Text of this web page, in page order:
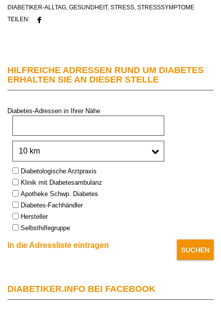
DIABETIKER-ALLTAG, GESUNDHEIT, STRESS, STRESSSYMPTOME
TEILEN:
HILFREICHE ADRESSEN RUND UM DIABETES
ERHALTEN SIE AN DIESER STELLE
Diabetes-Adressen in Ihrer Nähe
Type:Diabetologische Arztpraxis
Klinik mit Diabetesambulanz
Apotheke Schwp. Diabetes
Diabetes-Fachhändler
Hersteller
Selbsthilfegruppe
In die Adressliste eintragen
DIABETIKER.INFO BEI FACEBOOK